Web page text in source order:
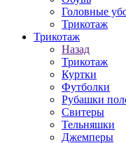
Головные
Трикотаж
Трикотаж
Назад
Трикотаж
Куртки
Футболки
Рубашки
Свитеры
Тельняшки
Джемперы